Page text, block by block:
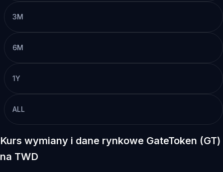
3M
6M
1Y
ALL
Kurs wymiany i dane rynkowe GateToken (GT)
na TWD